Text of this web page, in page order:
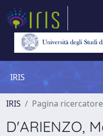
IRIS
IRIS Pagina ricercatore
D'ARIENZO,